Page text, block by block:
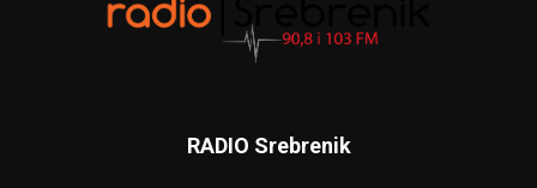
RADIO Srebrenik